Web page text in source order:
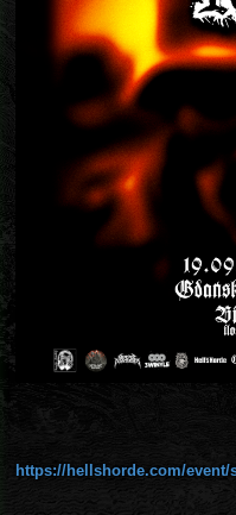
https://hellshorde.com/event/